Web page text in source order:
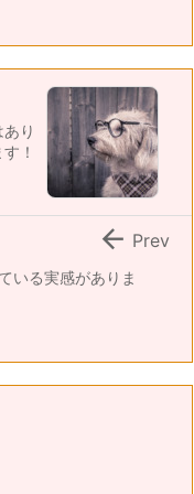
り
す！
いる実感がありま
 Prev